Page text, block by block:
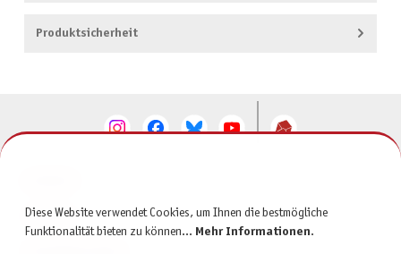
Produktsicherheit
SERVICE
Diese Website verwendet Cookies, um Ihnen die bestmögliche
Funktionalität bieten zu können... Mehr Informationen.